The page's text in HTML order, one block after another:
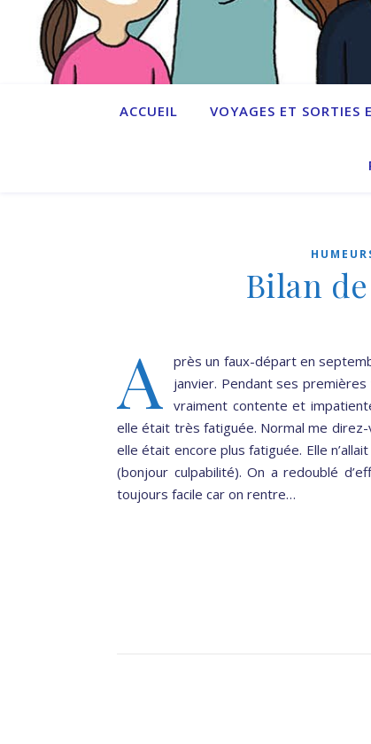
ACCUEIL VOYAGES ET SORTIES
Bilan
A
près un faux-départ en
janvier. Pendant ses
vraiment contente et
elle était très fatiguée. Normal me
elle était encore plus fatiguée. Elle
(bonjour culpabilité). On a redoublé
toujours facile car on rentre…